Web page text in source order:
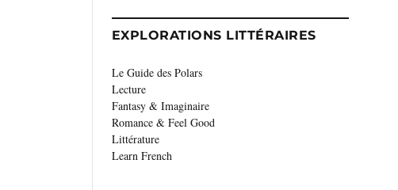
EXPLORATIONS LITTÉRAIRES
Le Guide des Polars
Lecture
Fantasy & Imaginaire
Romance & Feel Good
Littérature
Learn French